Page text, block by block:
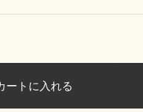
ートに入れる